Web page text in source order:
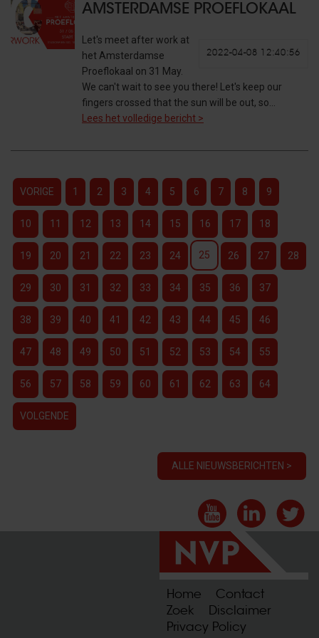
AMSTERDAMSE PROEFLOKAAL
2022-04-08 12:40:56
Let's meet after work at
het Amsterdamse
Proeflokaal on 31 May.
We can't wait to see you there! Let's keep our
fingers crossed that the sun will be out, so…
Lees het volledige bericht >
VORIGE 1 2 3 4 5 6 7 8 9
10 11 12 13 14 15 16 17 18
19 20 21 22 23 24 25 26 27 28
29 30 31 32 33 34 35 36 37
38 39 40 41 42 43 44 45 46
47 48 49 50 51 52 53 54 55
56 57 58 59 60 61 62 63 64
VOLGENDE
ALLE NIEUWSBERICHTEN >
Home
Contact
Zoek
Disclaimer
Privacy Policy